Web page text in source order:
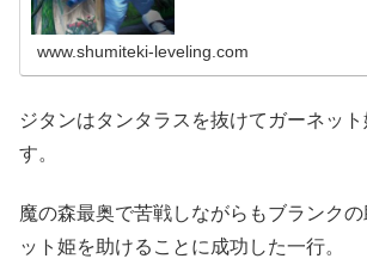
www.shumiteki-leveling.com
ジタンはタンタラスを抜けてガーネッ
す。
魔の森最奥で苦戦しながらもブランク
ット姫を助けることに成功した一行。